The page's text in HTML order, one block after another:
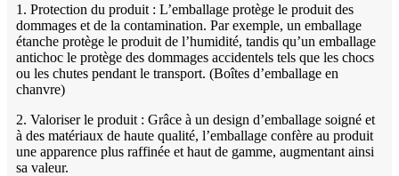
1. Protection du produit : L’emballage protège le produit des
dommages et de la contamination. Par exemple, un emballage
étanche protège le produit de l’humidité, tandis qu’un emballage
antichoc le protège des dommages accidentels tels que les chocs
ou les chutes pendant le transport. (Boîtes d’emballage en
chanvre)
2. Valoriser le produit : Grâce à un design d’emballage soigné et
à des matériaux de haute qualité, l’emballage confère au produit
une apparence plus raffinée et haut de gamme, augmentant ainsi
sa valeur.